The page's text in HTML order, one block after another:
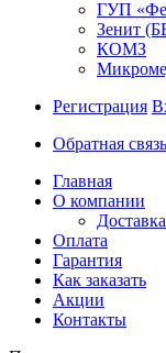
ГУП
Зенит
КОМЗ
Регистрация
Обратная связь
Главная
О компании
Доставка
Оплата
Гарантия
Как заказать
Акции
Контакты